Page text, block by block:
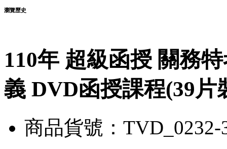
瀏覽歷史
110年 超級函授 關務
義 DVD函授課程(39片
商品貨號：TVD_0232-